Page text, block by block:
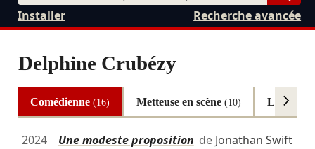
Recherche avancée
Installer
Delphine Crubézy
Comédienne(16) Metteuse en scène (10) Lectrice
2024 Une modeste proposition de Jonathan Swift